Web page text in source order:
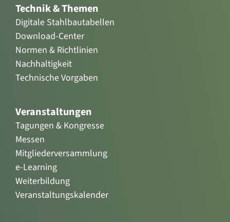
Technik & Themen
Digitale Stahlbautabellen
Download-Center
Normen & Richtlinien
Nachhaltigkeit
Technische Vorgaben
Veranstaltungen
Tagungen & Kongresse
Messen
Mitgliederversammlung
e-Learning
Weiterbildung
Veranstaltungskalender